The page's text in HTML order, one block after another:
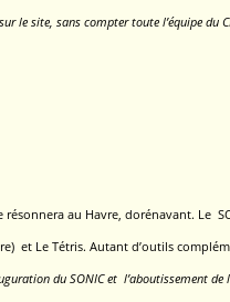
le site, sans compter toute l’équipe du
résonnera au Havre, dorénavant. Le
et Le Tétris. Autant d’outils
du SONIC et l’aboutissement